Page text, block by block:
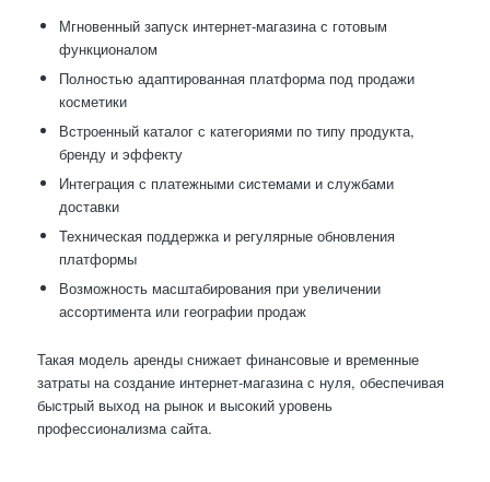
Мгновенный запуск интернет-магазина с готовым
функционалом
Полностью адаптированная платформа под продажи
косметики
Встроенный каталог с категориями по типу продукта,
бренду и эффекту
Интеграция с платежными системами и службами
доставки
Техническая поддержка и регулярные обновления
платформы
Возможность масштабирования при увеличении
ассортимента или географии продаж
Такая модель аренды снижает финансовые и временные
затраты на создание интернет-магазина с нуля, обеспечивая
быстрый выход на рынок и высокий уровень
профессионализма сайта.